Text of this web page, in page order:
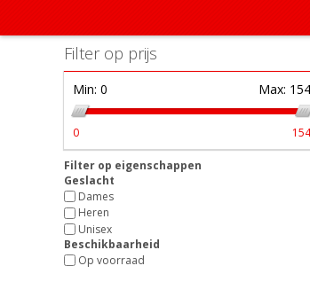
Filter op prijs
Min: 0 Max: 154
0 154
Filter op eigenschappen
Geslacht
Dames
Heren
Unisex
Beschikbaarheid
Op voorraad